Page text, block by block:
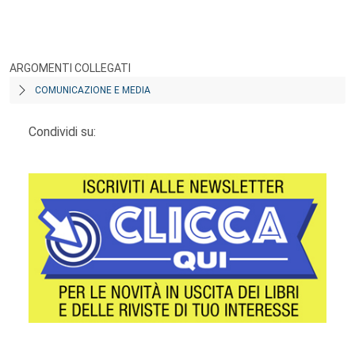
ARGOMENTI COLLEGATI
COMUNICAZIONE E MEDIA
Condividi su: